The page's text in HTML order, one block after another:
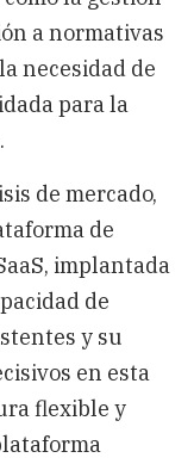
a normativas
necesidad de
para la
de mercado,
de
implantada
de
y su
en esta
flexible y